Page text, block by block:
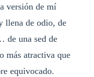
versión de mí
llena de odio, de
de una sed de
más atractiva que
equivocado.